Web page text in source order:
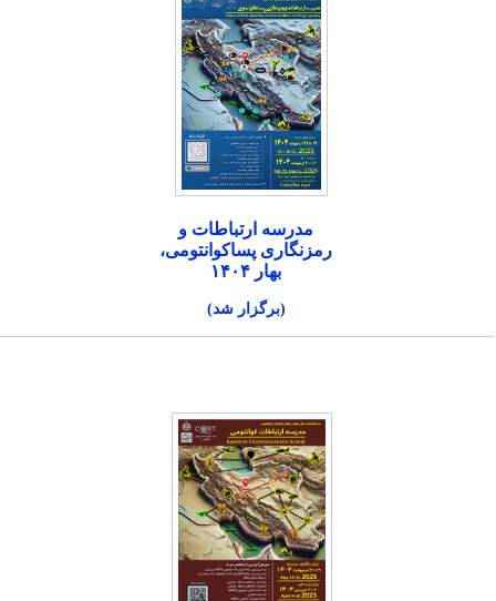
مدرسه ارتباطات و
رمزنگاری پساکوانتومی،
بهار ۱۴۰۴
(برگزار شد)